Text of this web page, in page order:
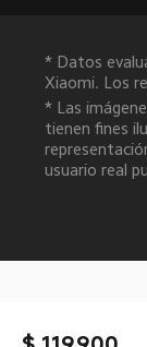
* Datos
Xiaomi. Los
* Las
tienen fines
usuario real